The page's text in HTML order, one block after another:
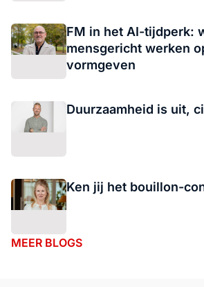
FM in het AI-tijdperk:
mensgericht werken
vormgeven
Duurzaamheid is uit,
Ken jij het bouillon-
MEER BLOGS